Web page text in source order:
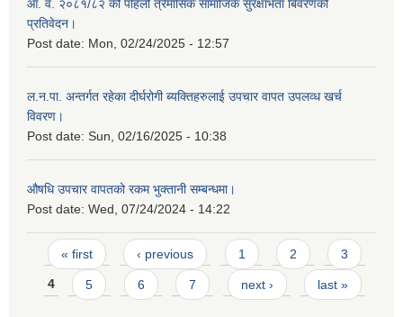
आ. व. २०८१/८२ को पहिलो त्रैमासिक सामाजिक सुरक्षाभता बिवरणको
प्रतिवेदन।
Post date: Mon, 02/24/2025 - 12:57
ल.न.पा. अन्तर्गत रहेका दीर्घरोगी ब्यक्तिहरुलाई उपचार वापत उपलव्ध खर्च
विवरण।
Post date: Sun, 02/16/2025 - 10:38
औषधि उपचार वापतको रकम भुक्तानी सम्बन्धमा।
Post date: Wed, 07/24/2024 - 14:22
Pages
« first ‹ previous 1 2 3
4 5 6 7 next › last »